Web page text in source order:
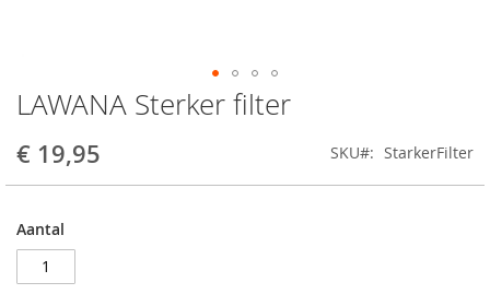
LAWANA Sterker filter
€ 19,95 SKU StarkerFilter
Aantal
Ga
naar
het
begin
van
afbeeldingen-
gallerij